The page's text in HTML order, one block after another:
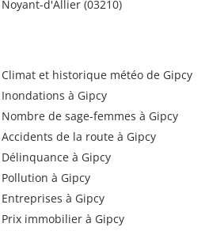
Noyant-d'Allier (03210)
Climat et historique météo de Gipcy
Inondations à Gipcy
Nombre de sage-femmes à Gipcy
Accidents de la route à Gipcy
Délinquance à Gipcy
Pollution à Gipcy
Entreprises à Gipcy
Prix immobilier à Gipcy